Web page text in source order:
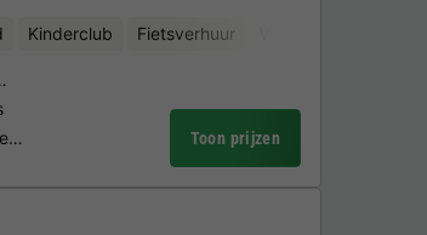
Kinderclub Fietsverhuur
Toon prijzen